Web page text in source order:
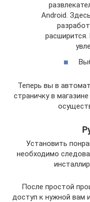
Android.
Теперь вы в
страничку в
Установить
необходимо
После простой
доступ к нужной вам